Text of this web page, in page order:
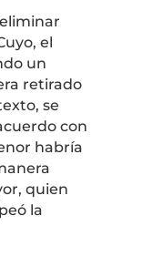
, el
un
retirado
se
con
habría
quien
la